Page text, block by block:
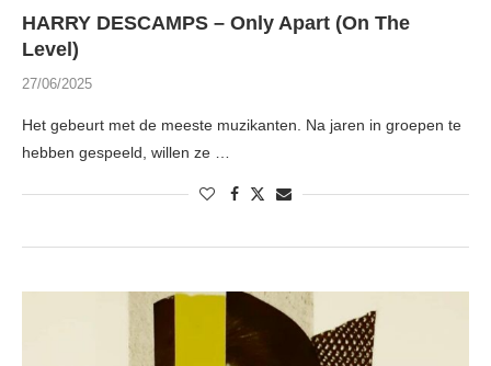
HARRY DESCAMPS – Only Apart (On The
Level)
27/06/2025
Het gebeurt met de meeste muzikanten. Na jaren in groepen te
hebben gespeeld, willen ze …